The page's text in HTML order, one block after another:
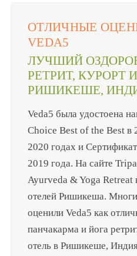
ОТЛИЧНЫЕ
VEDA5
ЛУЧШИЙ
РЕТРИТ, КУРОРТ
РИШИКЕШЕ,
Veda5 была удостоена
Choice Best of the Best в
2020 годах и
2019 года. На сайте
Ayurveda & Yoga Retreat
отелей Ришикеша.
оценили Veda5 как
панчакарма и йога
отель в Ришикеше,